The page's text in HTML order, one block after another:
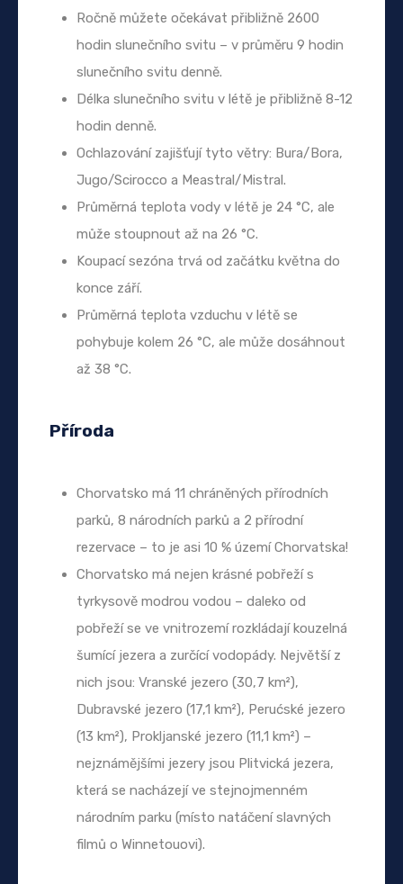
Ročně můžete očekávat přibližně 2600
hodin slunečního svitu – v průměru 9 hodin
slunečního svitu denně.
Délka slunečního svitu v létě je přibližně 8-12
hodin denně.
Ochlazování zajišťují tyto větry: Bura/Bora,
Jugo/Scirocco a Meastral/Mistral.
Průměrná teplota vody v létě je 24 °C, ale
může stoupnout až na 26 °C.
Koupací sezóna trvá od začátku května do
konce září.
Průměrná teplota vzduchu v létě se
pohybuje kolem 26 °C, ale může dosáhnout
až 38 °C.
Příroda
Chorvatsko má 11 chráněných přírodních
parků, 8 národních parků a 2 přírodní
rezervace – to je asi 10 % území Chorvatska!
Chorvatsko má nejen krásné pobřeží s
tyrkysově modrou vodou – daleko od
pobřeží se ve vnitrozemí rozkládají kouzelná
šumící jezera a zurčící vodopády. Největší z
nich jsou: Vranské jezero (30,7 km²),
Dubravské jezero (17,1 km²), Perućské jezero
(13 km²), Prokljanské jezero (11,1 km²) –
nejznámějšími jezery jsou Plitvická jezera,
která se nacházejí ve stejnojmenném
národním parku (místo natáčení slavných
filmů o Winnetouovi).